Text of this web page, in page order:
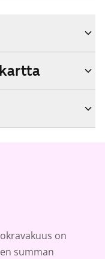
on
summan